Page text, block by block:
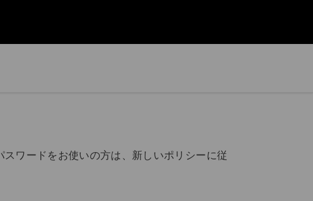
ワードをお使いの方は、新しいポリシーに従